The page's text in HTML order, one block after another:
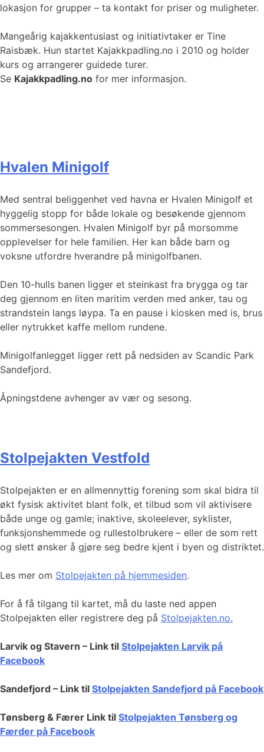
lokasjon for grupper – ta kontakt for priser og muligheter.
Mangeårig kajakkentusiast og initiativtaker er Tine
Raisbæk. Hun startet Kajakkpadling.no i 2010 og holder
kurs og arrangerer guidede turer.
Se Kajakkpadling.no for mer informasjon.
Hvalen Minigolf
Med sentral beliggenhet ved havna er Hvalen Minigolf et
hyggelig stopp for både lokale og besøkende gjennom
sommersesongen. Hvalen Minigolf byr på morsomme
opplevelser for hele familien. Her kan både barn og
voksne utfordre hverandre på minigolfbanen.
Den 10-hulls banen ligger et steinkast fra brygga og tar
deg gjennom en liten maritim verden med anker, tau og
strandstein langs løypa. Ta en pause i kiosken med is, brus
eller nytrukket kaffe mellom rundene.
Minigolfanlegget ligger rett på nedsiden av Scandic Park
Sandefjord.
Åpningstdene avhenger av vær og sesong.
Stolpejakten Vestfold
Stolpejakten er en allmennyttig forening som skal bidra til
økt fysisk aktivitet blant folk, et tilbud som vil aktivisere
både unge og gamle; inaktive, skoleelever, syklister,
funksjonshemmede og rullestolbrukere – eller de som rett
og slett ønsker å gjøre seg bedre kjent i byen og distriktet.
Les mer om Stolpejakten på hjemmesiden.
For å få tilgang til kartet, må du laste ned appen
Stolpejakten eller registrere deg på Stolpejakten.no.
Larvik og Stavern – Link til Stolpejakten Larvik på
Facebook
Sandefjord – Link til Stolpejakten Sandefjord på Facebook
Tønsberg & Færer Link til Stolpejakten Tønsberg og
Færder på Facebook